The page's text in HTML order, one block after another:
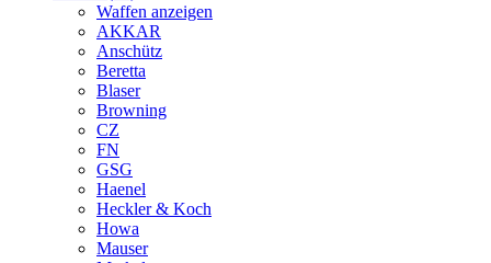
Waffen anzeigen
AKKAR
Anschütz
Beretta
Blaser
Browning
CZ
FN
GSG
Haenel
Heckler & Koch
Howa
Mauser